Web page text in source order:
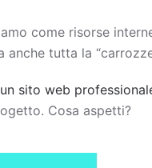
come risorse
tutta la
sito web
Cosa aspetti?